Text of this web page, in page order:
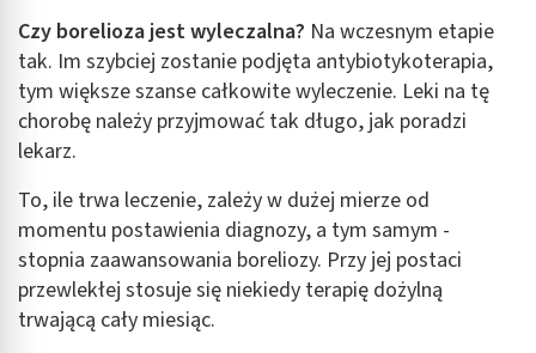
Czy borelioza jest wyleczalna? Na wczesnym etapie
tak. Im szybciej zostanie podjęta antybiotykoterapia,
tym większe szanse całkowite wyleczenie. Leki na tę
chorobę należy przyjmować tak długo, jak poradzi
lekarz.
To, ile trwa leczenie, zależy w dużej mierze od
momentu postawienia diagnozy, a tym samym -
stopnia zaawansowania boreliozy. Przy jej postaci
przewlekłej stosuje się niekiedy terapię dożylną
trwającą cały miesiąc.